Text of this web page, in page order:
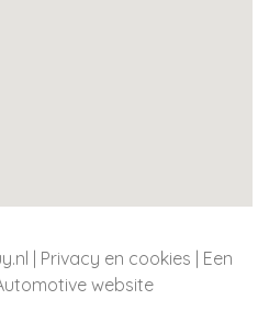
| Privacy en cookies | Een
website